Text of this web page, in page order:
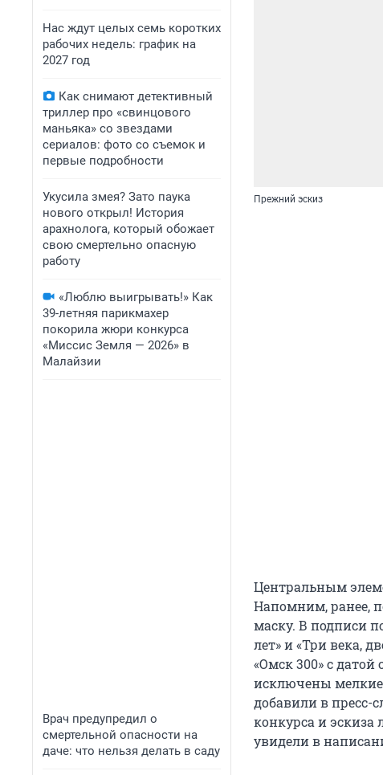
Нас ждут целых семь коротких
рабочих недель: график на
2027 год
Как снимают детективный
триллер про «свинцового
маньяка» со звездами
сериалов: фото со съемок и
первые подробности
Укусила змея? Зато паука
нового открыл! История
арахнолога, который обожает
свою смертельно опасную
работу
«Люблю выигрывать!» Как
39-летняя парикмахер
покорила жюри конкурса
«Миссис Земля — 2026» в
Малайзии
Врач предупредил о
смертельной опасности на
даче: что нельзя делать в саду
Прежний эскиз
Центральным
Напомним, ранее,
маску. В подписи
лет» и «Три века,
«Омск 300» с
исключены мелкие
добавили в пресс-
конкурса и эскиза
увидели в